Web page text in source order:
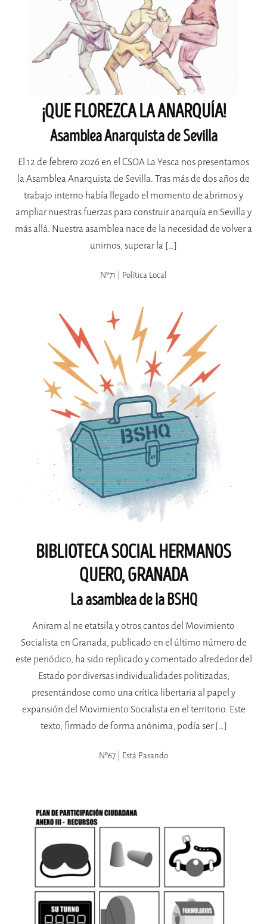
¡QUE FLOREZCA LA ANARQUÍA!
Asamblea Anarquista de Sevilla
El 12 de febrero 2026 en el CSOA La Yesca nos presentamos
la Asamblea Anarquista de Sevilla. Tras más de dos años de
trabajo interno había llegado el momento de abrirnos y
ampliar nuestras fuerzas para construir anarquía en Sevilla y
más allá. Nuestra asamblea nace de la necesidad de volver a
unirnos, superar la […]
Nº71 | Política Local
BIBLIOTECA SOCIAL HERMANOS
QUERO, GRANADA
La asamblea de la BSHQ
Aniram al ne etatsila y otros cantos del Movimiento
Socialista en Granada, publicado en el último número de
este periódico, ha sido replicado y comentado alrededor del
Estado por diversas individualidades politizadas,
presentándose como una crítica libertaria al papel y
expansión del Movimiento Socialista en el territorio. Este
texto, firmado de forma anónima, podía ser […]
Nº67 | Está Pasando